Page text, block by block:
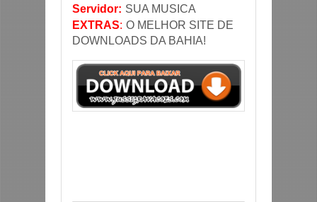
Servidor: SUA MUSICA
EXTRAS: O MELHOR SITE DE
DOWNLOADS DA BAHIA!